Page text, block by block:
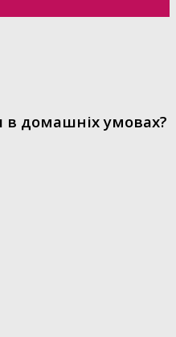
домашніх умовах?